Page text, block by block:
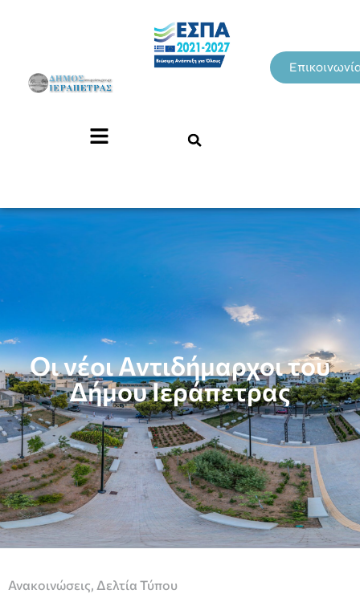
Οι νέοι Αντιδήμαρχοι του
Δήμου Ιεράπετρας
Ανακοινώσεις Δελτία Τύπου